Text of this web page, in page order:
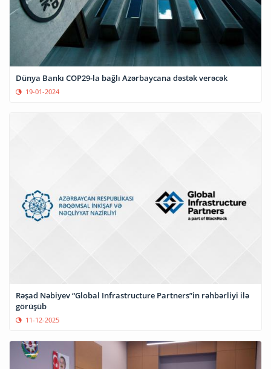
Dünya Bankı COP29-la bağlı Azərbaycana dəstək verəcək
19-01-2024
Rəşad Nəbiyev “Global Infrastructure Partners”in rəhbərliyi ilə
görüşüb
11-12-2025